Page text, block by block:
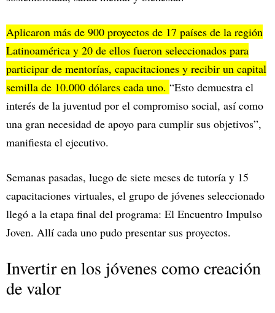
Aplicaron más de 900 proyectos de 17 países de la región
Latinoamérica y 20 de ellos fueron seleccionados para
participar de mentorías, capacitaciones y recibir un capital
semilla de 10.000 dólares cada uno. “Esto demuestra el
interés de la juventud por el compromiso social, así como
una gran necesidad de apoyo para cumplir sus objetivos”,
manifiesta el ejecutivo.
Semanas pasadas, luego de siete meses de tutoría y 15
capacitaciones virtuales, el grupo de jóvenes seleccionado
llegó a la etapa final del programa: El Encuentro Impulso
Joven. Allí cada uno pudo presentar sus proyectos.
Invertir en los jóvenes como creación
de valor